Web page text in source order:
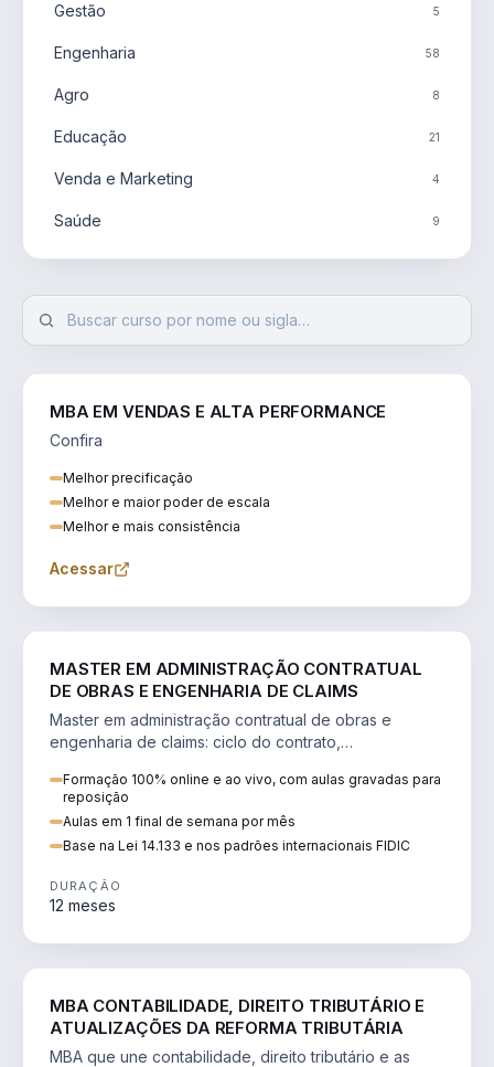
Gestão 5
Engenharia 58
Agro 8
Educação 21
Venda e Marketing 4
Saúde 9
MBA EM VENDAS E ALTA PERFORMANCE
Confira
Melhor precificação
Melhor e maior poder de escala
Melhor e mais consistência
Acessar
MASTER EM ADMINISTRAÇÃO CONTRATUAL
DE OBRAS E ENGENHARIA DE CLAIMS
Master em administração contratual de obras e
engenharia de claims: ciclo do contrato,
Formação 100% online e ao vivo, com aulas gravadas para
reposição
Aulas em 1 final de semana por mês
Base na Lei 14.133 e nos padrões internacionais FIDIC
DURAÇÃO
12 meses
MBA CONTABILIDADE, DIREITO TRIBUTÁRIO E
ATUALIZAÇÕES DA REFORMA TRIBUTÁRIA
MBA que une contabilidade, direito tributário e as